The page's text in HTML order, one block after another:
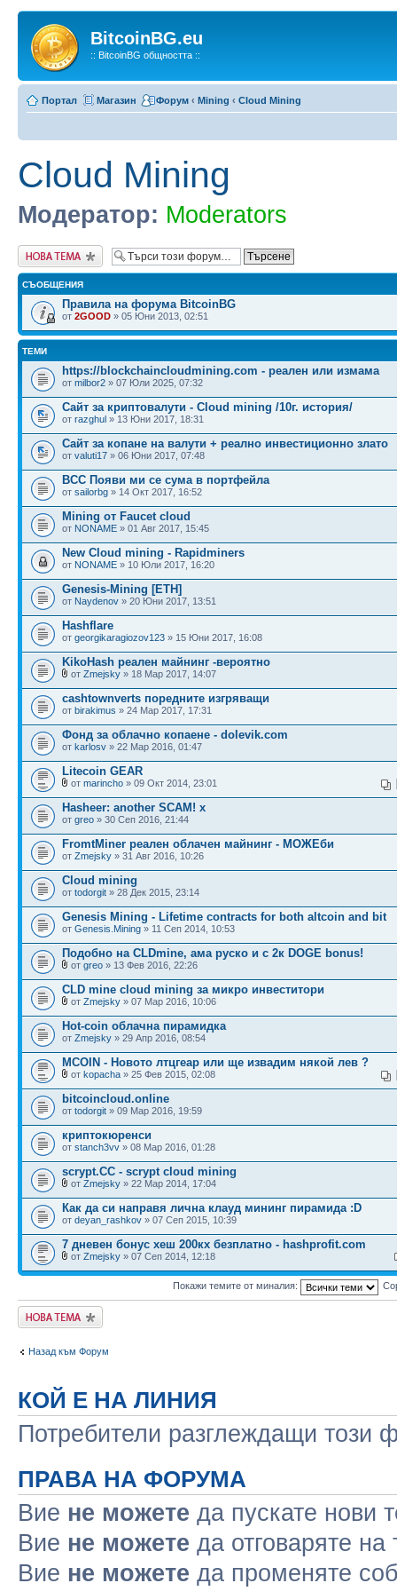
BitcoinBG.eu
:: BitcoinBG общността ::
Портал Магазин Форум ‹ Mining ‹ Cloud Mining
Cloud Mining
Модератор: Moderators
Публикувай нова
тема
СЪОБЩЕНИЯ
Правила на форума BitcoinBG
от 2GOOD » 05 Юни 2013, 02:51
ТЕМИ
https://blockchaincloudmining.com - реален или измама
от milbor2 » 07 Юли 2025, 07:32
Сайт за криптовалути - Cloud mining /10г. история/
от razghul » 13 Юни 2017, 18:31
Сайт за копане на валути + реално инвестиционно злато
от valuti17 » 06 Юни 2017, 07:48
BCC Появи ми се сума в портфейла
от sailorbg » 14 Окт 2017, 16:52
Mining от Faucet cloud
от NONAME » 01 Авг 2017, 15:45
New Cloud mining - Rapidminers
от NONAME » 10 Юли 2017, 16:20
Genesis-Mining [ETH]
от Naydenov » 20 Юни 2017, 13:51
Hashflare
от georgikaragiozov123 » 15 Юни 2017, 16:08
KikoHash реален майнинг -вероятно
от Zmejsky » 18 Мар 2017, 14:07
cashtownverts поредните изгряващи
от birakimus » 24 Мар 2017, 17:31
Фонд за облачно копаене - dolevik.com
от karlosv » 22 Мар 2016, 01:47
Litecoin GEAR
от marincho » 09 Окт 2014, 23:01
Hasheer: another SCAM! x
от greo » 30 Сеп 2016, 21:44
FromtMiner реален облачен майнинг - МОЖЕби
от Zmejsky » 31 Авг 2016, 10:26
Cloud mining
от todorgit » 28 Дек 2015, 23:14
Genesis Mining - Lifetime contracts for both altcoin and bit
от Genesis.Mining » 11 Сеп 2014, 10:53
Подобно на CLDmine, ама руско и с 2к DOGE bonus!
от greo » 13 Фев 2016, 22:26
CLD mine cloud mining за микро инвеститори
от Zmejsky » 07 Мар 2016, 10:06
Hot-coin облачна пирамидка
от Zmejsky » 29 Апр 2016, 08:54
MCOIN - Новото лтцгеар или ще извадим някой лев ?
от kopacha » 25 Фев 2015, 02:08
bitcoincloud.online
от todorgit » 09 Мар 2016, 19:59
криптокюренси
от stanch3vv » 08 Мар 2016, 01:28
scrypt.CC - scrypt cloud mining
от Zmejsky » 22 Мар 2014, 17:04
Как да си направя лична клауд мининг пирамида :D
от deyan_rashkov » 07 Сеп 2015, 10:39
7 дневен бонус хеш 200кх безплатно - hashprofit.com
от Zmejsky » 07 Сеп 2014, 12:18
Покажи темите от миналия:
Публикувай нова
тема
Назад към Форум
КОЙ Е НА ЛИНИЯ
Потребители разглеждащи този
ПРАВА НА ФОРУМА
Вие не можете да пускате нови
Вие не можете да отговаряте на
Вие не можете да променяте